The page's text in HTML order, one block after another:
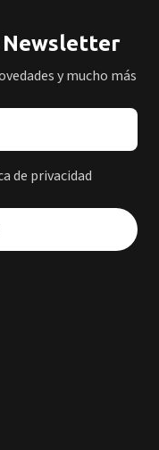
Newsletter
y mucho más
de privacidad